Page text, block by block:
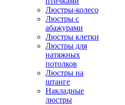
Люстры-колесо
Люстры с
абажурами
Люстры клетки
Люстры для
натяжных
потолков
Люстры на
штанге
Накладные
люстры